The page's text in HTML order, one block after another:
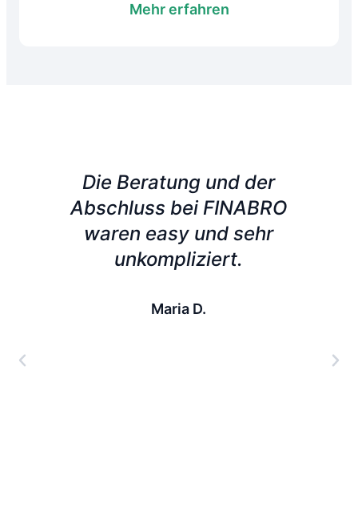
Mehr erfahren
Maria D.
Die Beratung und der
Abschluss bei FINABRO
waren easy und sehr
unkompliziert.